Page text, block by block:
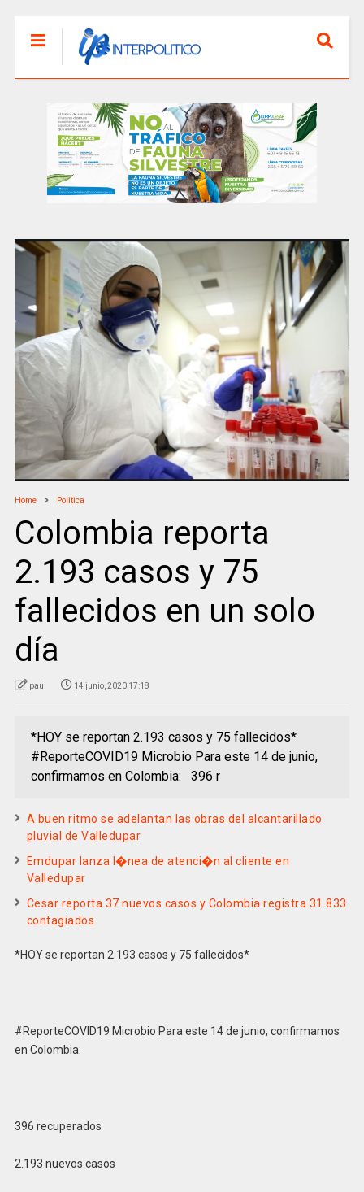
Home Politica
Colombia reporta
2.193 casos y 75
fallecidos en un solo
día
paul 14 junio, 2020 17:18
*HOY se reportan 2.193 casos y 75 fallecidos*
#ReporteCOVID19 Microbio Para este 14 de junio,
confirmamos en Colombia: 396 r
A buen ritmo se adelantan las obras del alcantarillado
pluvial de Valledupar
Emdupar lanza l�nea de atenci�n al cliente en
Valledupar
Cesar reporta 37 nuevos casos y Colombia registra 31.833
contagiados
*HOY se reportan 2.193 casos y 75 fallecidos*
#ReporteCOVID19 Microbio Para este 14 de junio, confirmamos
en Colombia:
396 recuperados
2.193 nuevos casos